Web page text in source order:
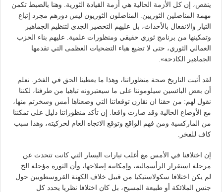
ينقص، إن كل الأزمة الحالية هي أزمة القيادة الثورية. وهنا بالضبط تكمن
مهمة المناضلين الثوريين. المناضلون الثوريون ليس دورهم مجرد إتباع
التيار والانفعال بالأحداث، بل عليهم التحضير الجدي لتنظيم الجماهير
وتمكينها من برنامج ثوري حقيقي ومنظورات علمية. عليهم بناء الحزب
العمالي الثوري، حتى لا تضيع هباء التضحيات العظمى التي تقدمها
الجماهير الكادحة».
لقد أثبت التاريخ صحة منظوراتنا، وهذا ما يعطينا الحق في الفخر. نعلم
أن بعض البائسين سيلوموننا على ما سيعتبرونه تباهيا من طرفنا، لكننا
نقول لهم: من حقنا ان نقارن توقعاتنا التي وضعناها أمس وسخرتم منها،
مع الأوضاع الحالية وقد صارت واقعا. إن تأكد منظوراتنا دليل على تمكننا
من الماركسية ومن فهم الواقع وتوقع الاتجاه العام لحركيته، وهذا سبب
كاف للفخر.
إن اختلافنا في الأمس مع أغلب تيارات اليسار التي كانت تتحدث عن
مرحلة استقرار الرأسمالية، وإمكانية إصلاحها، وأن الثورة مؤجلة الخ.
لم يكن اختلافا سكولاستيكيا من قبيل خلاف الكهنة القروسطويين حول
جنس الملائكة أو طبيعة المسيح، بل كان اختلافا نظريا يحدد كل